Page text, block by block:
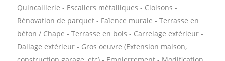
Quincaillerie - Escaliers métalliques - Cloisons -
Rénovation de parquet - Faïence murale - Terrasse en
béton / Chape - Terrasse en bois - Carrelage extérieur -
Dallage extérieur - Gros oeuvre (Extension maison,